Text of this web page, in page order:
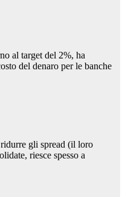
al target del 2%, ha
del denaro per le banche
gli spread (il loro
riesce spesso a